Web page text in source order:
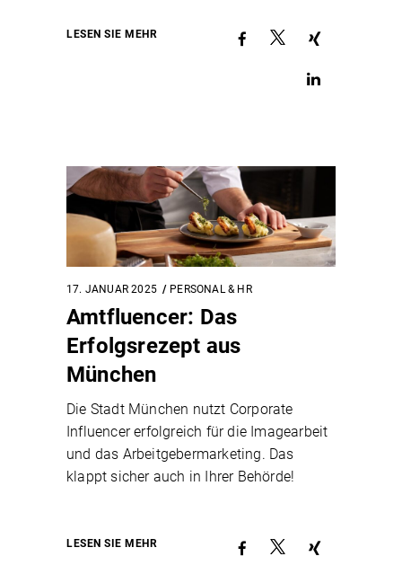
LESEN SIE MEHR
17. JANUAR 2025 PERSONAL & HR
Amtfluencer: Das
Erfolgsrezept aus
München
Die Stadt München nutzt Corporate
Influencer erfolgreich für die Imagearbeit
und das Arbeitgebermarketing. Das
klappt sicher auch in Ihrer Behörde!
LESEN SIE MEHR